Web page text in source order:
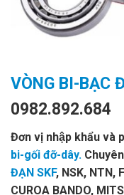
VÒNG BI-BẠC
0982.892.684
Đơn vị nhập khẩu và
bi-gối đỡ-dây.
ĐẠN SKF, NSK, NTN,
CUROA BANDO,